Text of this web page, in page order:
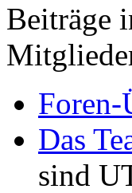
Beiträge
Foren-
Das
sind